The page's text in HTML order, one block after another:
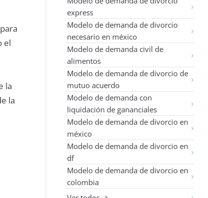
el
la
la
express
Modelo de demanda de divorcio
necesario en méxico
Modelo de demanda civil de
alimentos
Modelo de demanda de divorcio de
mutuo acuerdo
Modelo de demanda con
liquidación de gananciales
Modelo de demanda de divorcio en
méxico
Modelo de demanda de divorcio en
df
Modelo de demanda de divorcio en
colombia